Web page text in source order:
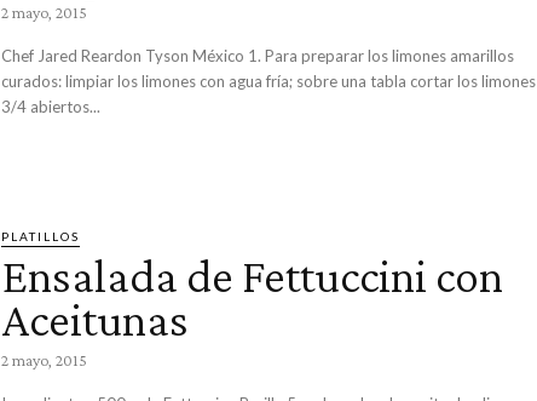
2 mayo, 2015
Chef Jared Reardon Tyson México 1. Para preparar los limones amarillos
curados: limpiar los limones con agua fría; sobre una tabla cortar los limones
3/4 abiertos...
PLATILLOS
Ensalada de Fettuccini con
Aceitunas
2 mayo, 2015